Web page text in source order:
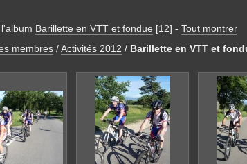
Barillette en VTT et fondue [12] - Tout montrer
membres / Activités 2012 / Barillette en VTT et